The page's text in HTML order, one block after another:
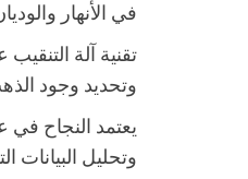
في الأنهار
تقنية آلة
وتحديد وجود
يعتمد النجاح
وتحليل البيانات